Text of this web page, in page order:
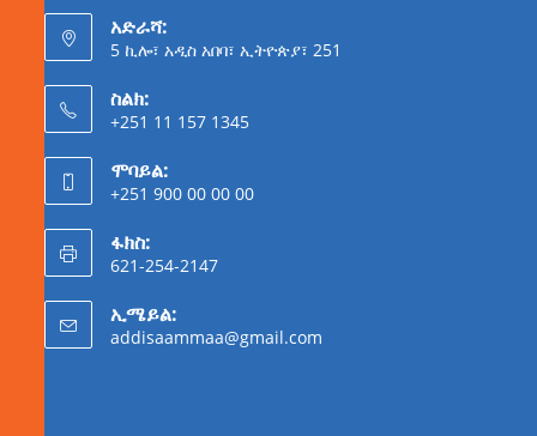
አድራሻ:
5 ኪሎ፣ አዲስ አበባ፣ ኢትዮጵያ፣ 251
ስልክ:
+251 11 157 1345
ሞባይል:
+251 900 00 00 00
ፋክስ:
621-254-2147
ኢሜይል:
addisaammaa@gmail.com